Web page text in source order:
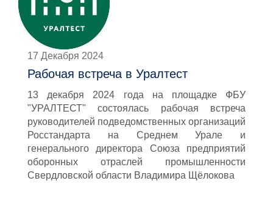
17 Декабря 2024
Рабочая встреча в Уралтест
13 декабря 2024 года на площадке ФБУ
"УРАЛТЕСТ" состоялась рабочая встреча
руководителей подведомственных организаций
Росстандарта на Среднем Урале и
генерального директора Союза предприятий
оборонных отраслей промышленности
Свердловской области Владимира Щёлокова